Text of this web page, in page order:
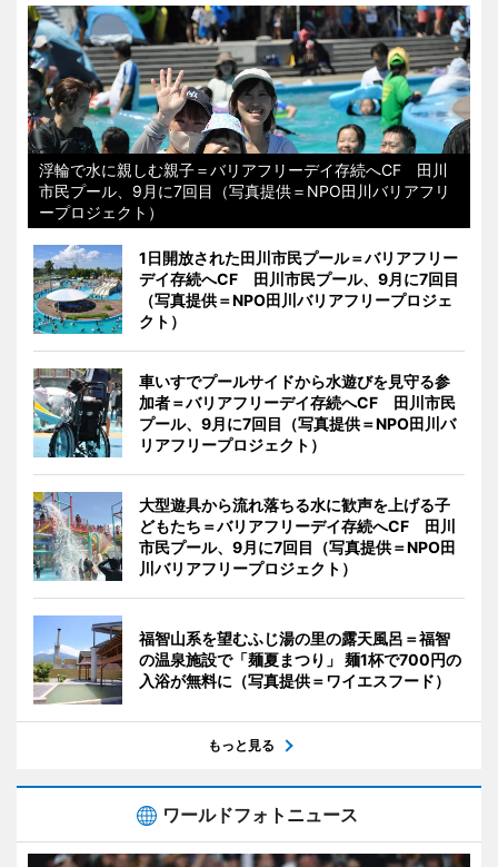
浮輪で水に親しむ親子＝バリアフリーデイ存続へCF 田川
市民プール、9月に7回目（写真提供＝NPO田川バリアフリ
ープロジェクト）
1日開放された田川市民プール＝バリアフリー
デイ存続へCF 田川市民プール、9月に7回目
（写真提供＝NPO田川バリアフリープロジェ
クト）
車いすでプールサイドから水遊びを見守る参
加者＝バリアフリーデイ存続へCF 田川市民
プール、9月に7回目（写真提供＝NPO田川バ
リアフリープロジェクト）
大型遊具から流れ落ちる水に歓声を上げる子
どもたち＝バリアフリーデイ存続へCF 田川
市民プール、9月に7回目（写真提供＝NPO田
川バリアフリープロジェクト）
福智山系を望むふじ湯の里の露天風呂＝福智
の温泉施設で「麺夏まつり」 麺1杯で700円の
入浴が無料に（写真提供＝ワイエスフード）
もっと見る
ワールドフォトニュース